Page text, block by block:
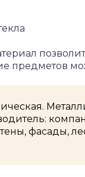
предметов
фасады,